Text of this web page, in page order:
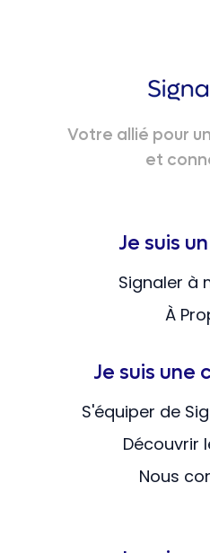
Votre allié pour
et
Je suis
Signaler à
À
Je suis une
S'équiper de
Découvrir
Nous